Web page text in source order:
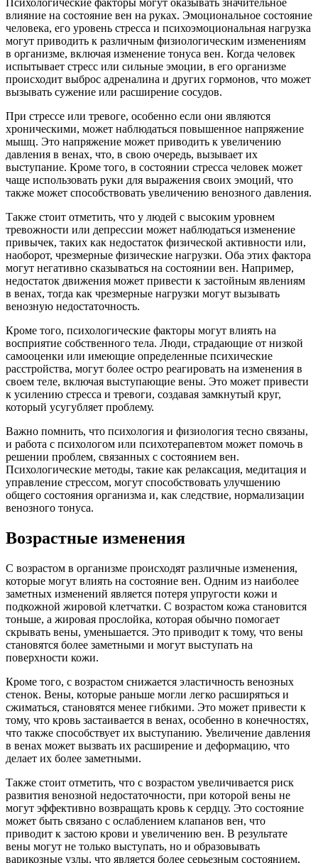
Психологические факторы могут оказывать значительное
влияние на состояние вен на руках. Эмоциональное состояние
человека, его уровень стресса и психоэмоциональная нагрузка
могут приводить к различным физиологическим изменениям
в организме, включая изменение тонуса вен. Когда человек
испытывает стресс или сильные эмоции, в его организме
происходит выброс адреналина и других гормонов, что может
вызывать сужение или расширение сосудов.
При стрессе или тревоге, особенно если они являются
хроническими, может наблюдаться повышенное напряжение
мышц. Это напряжение может приводить к увеличению
давления в венах, что, в свою очередь, вызывает их
выступание. Кроме того, в состоянии стресса человек может
чаще использовать руки для выражения своих эмоций, что
также может способствовать увеличению венозного давления.
Также стоит отметить, что у людей с высоким уровнем
тревожности или депрессии может наблюдаться изменение
привычек, таких как недостаток физической активности или,
наоборот, чрезмерные физические нагрузки. Оба этих фактора
могут негативно сказываться на состоянии вен. Например,
недостаток движения может привести к застойным явлениям
в венах, тогда как чрезмерные нагрузки могут вызывать
венозную недостаточность.
Кроме того, психологические факторы могут влиять на
восприятие собственного тела. Люди, страдающие от низкой
самооценки или имеющие определенные психические
расстройства, могут более остро реагировать на изменения в
своем теле, включая выступающие вены. Это может привести
к усилению стресса и тревоги, создавая замкнутый круг,
который усугубляет проблему.
Важно помнить, что психология и физиология тесно связаны,
и работа с психологом или психотерапевтом может помочь в
решении проблем, связанных с состоянием вен.
Психологические методы, такие как релаксация, медитация и
управление стрессом, могут способствовать улучшению
общего состояния организма и, как следствие, нормализации
венозного тонуса.
Возрастные изменения
С возрастом в организме происходят различные изменения,
которые могут влиять на состояние вен. Одним из наиболее
заметных изменений является потеря упругости кожи и
подкожной жировой клетчатки. С возрастом кожа становится
тоньше, а жировая прослойка, которая обычно помогает
скрывать вены, уменьшается. Это приводит к тому, что вены
становятся более заметными и могут выступать на
поверхности кожи.
Кроме того, с возрастом снижается эластичность венозных
стенок. Вены, которые раньше могли легко расширяться и
сжиматься, становятся менее гибкими. Это может привести к
тому, что кровь застаивается в венах, особенно в конечностях,
что также способствует их выступанию. Увеличение давления
в венах может вызвать их расширение и деформацию, что
делает их более заметными.
Также стоит отметить, что с возрастом увеличивается риск
развития венозной недостаточности, при которой вены не
могут эффективно возвращать кровь к сердцу. Это состояние
может быть связано с ослаблением клапанов вен, что
приводит к застою крови и увеличению вен. В результате
вены могут не только выступать, но и образовывать
варикозные узлы, что является более серьезным состоянием,